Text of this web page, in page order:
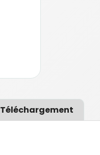
Téléchargement